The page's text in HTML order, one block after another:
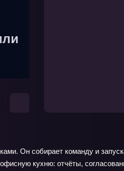
Он собирает команду и
кухню: отчёты,